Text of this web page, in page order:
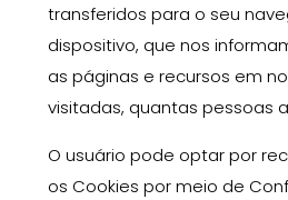
transferidos para o seu
dispositivo, que nos
as páginas e recursos em
visitadas, quantas pessoas
O usuário pode optar por
os Cookies por meio de